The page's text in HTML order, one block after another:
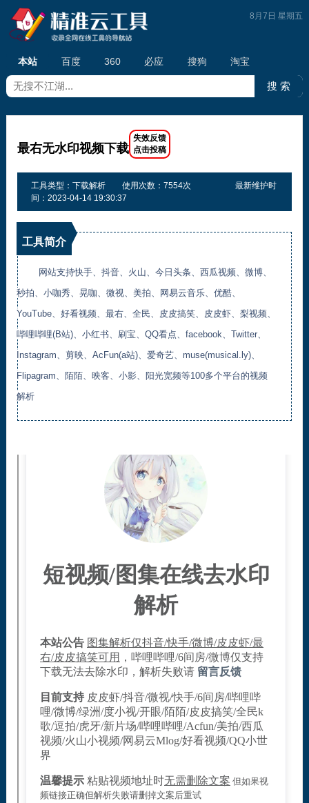
本站 百度 360 必应 搜狗 淘宝
8月7日 星期五
最右无水印视频下载
工具类型：下载解析 使用次数：7554次
最新维护时
间：2023-04-14 19:30:37
工具简介
网站支持快手、抖音、火山、今日头条、西瓜视频、微博、
秒拍、小咖秀、晃咖、微视、美拍、网易云音乐、优酷、
YouTube、好看视频、最右、全民、皮皮搞笑、皮皮虾、梨视频、
哔哩哔哩(B站)、小红书、刷宝、QQ看点、facebook、Twitter、
Instagram、剪映、AcFun(a站)、爱奇艺、muse(musical.ly)、
Flipagram、陌陌、映客、小影、阳光宽频等100多个平台的视频
解析